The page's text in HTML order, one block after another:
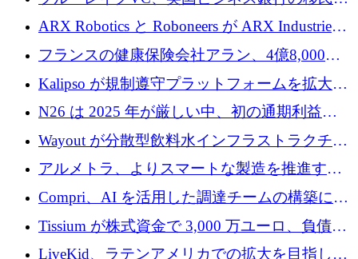
導スタートアップ支援で初のファンド獲得に
ARX Robotics と Roboneers が ARX Industries
を設立し、無人地上車両の生産を拡大
フランスの健康保険会社アラン、4億8,000万
ユーロの資金調達ラウンドで合意
Kalipso が規制遵守プラットフォームを拡大す
るために 320 万ドルを調達
N26 は 2025 年が厳しい中、初の通期利益を
達成
Wayout が分散型飲料水インフラストラクチャ
プラットフォームを拡張するために 242 万ユ
ーロを調達
アルメトラ、よりスマートな製造を推進する
ためにシリーズ A で 1,630 万ユーロを確保
Compri、AI を活用した調達チームの構築に
320 万ユーロを確保
Tissium が株式資金で 3,000 万ユーロ、負債で
3,000 万ユーロを調達
LiveKid、ラテンアメリカでの拡大を目指して